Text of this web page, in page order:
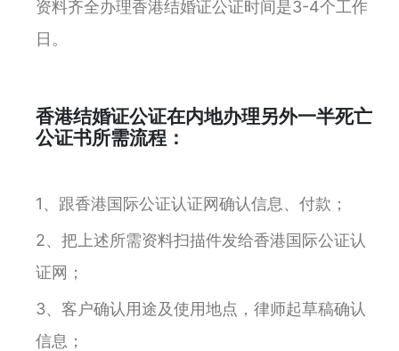
资料齐全办理香港结婚证公证时间是3-4个工作
日。
香港结婚证公证在内地办理另外一半死亡
公证书所需流程：
1、跟香港国际公证认证网确认信息、付款；
2、把上述所需资料扫描件发给香港国际公证认
证网；
3、客户确认用途及使用地点，律师起草稿确认
信息；